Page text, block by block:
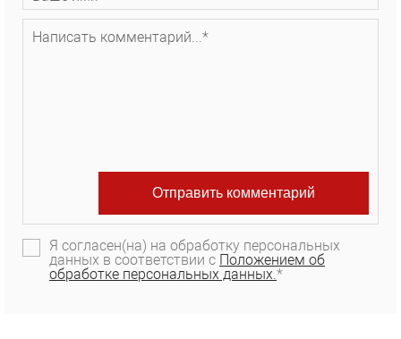
Я согласен(на) на обработку персональных
данных в соответствии с Положением об
обработке персональных данных.*